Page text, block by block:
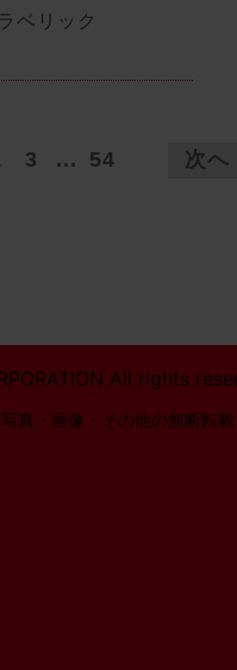
ベリック
3 ... 54 次
All rights
真・画像・その他の無断転